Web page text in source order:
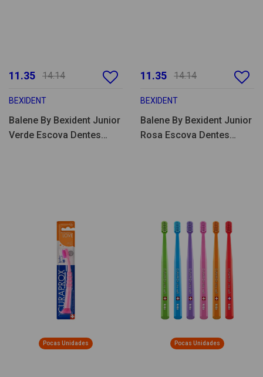
11.35 14.14
BEXIDENT
Balene By Bexident Junior
Verde Escova Dentes
11.35 14.14
BEXIDENT
Balene By Bexident Junior
Rosa Escova Dentes
Pocas Unidades Pocas Unidades